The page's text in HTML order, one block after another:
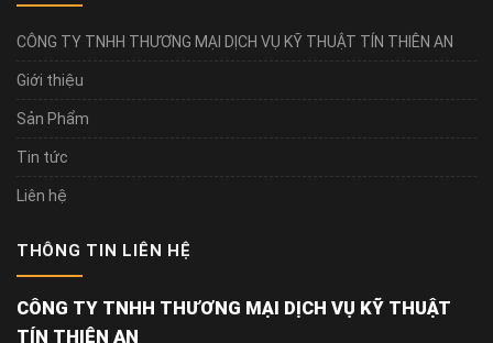
CÔNG TY TNHH THƯƠNG MẠI DỊCH VỤ KỸ THUẬT TÍN THIÊN AN
Giới thiệu
Sản Phẩm
Tin tức
Liên hệ
THÔNG TIN LIÊN HỆ
CÔNG TY TNHH THƯƠNG MẠI DỊCH VỤ KỸ THUẬT
TÍN THIÊN AN